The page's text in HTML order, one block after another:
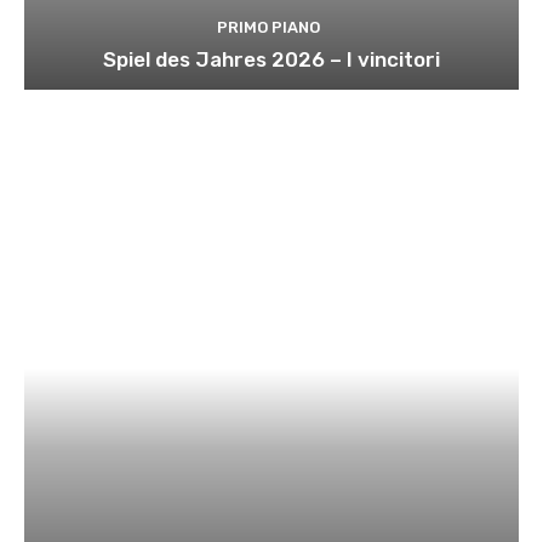
PRIMO PIANO
Spiel des Jahres 2026 – I vincitori